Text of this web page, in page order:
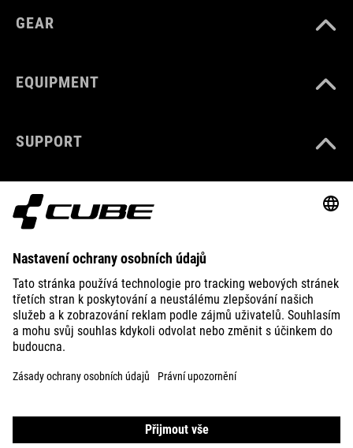
GEAR
EQUIPMENT
SUPPORT
ABOUT US
EXPLORE
IRELAND ČEŠTINA